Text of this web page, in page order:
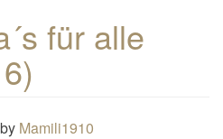
für alle
by Mamili1910